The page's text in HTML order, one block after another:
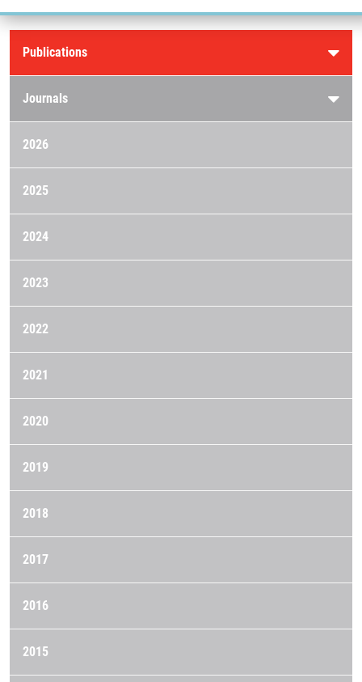
Publications menu
Publications
Journals
2026
2025
2024
2023
2022
2021
2020
2019
2018
2017
2016
2015